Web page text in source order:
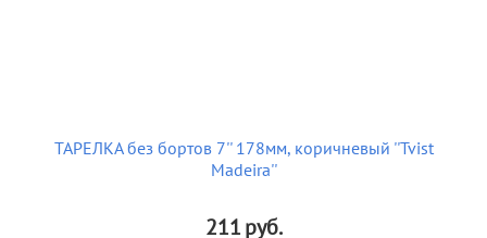
ТАРЕЛКА без бортов 7'' 178мм, коричневый ''Tvist
Madeira''
211руб.